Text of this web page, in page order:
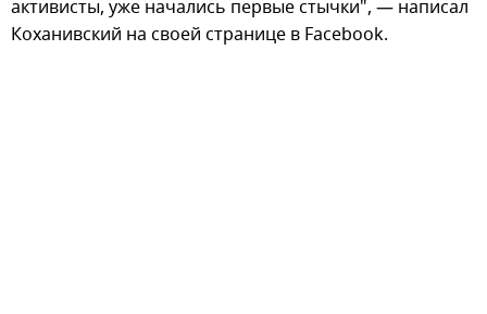
активисты, уже начались первые стычки", — написал
Коханивский на своей странице в Facebook.